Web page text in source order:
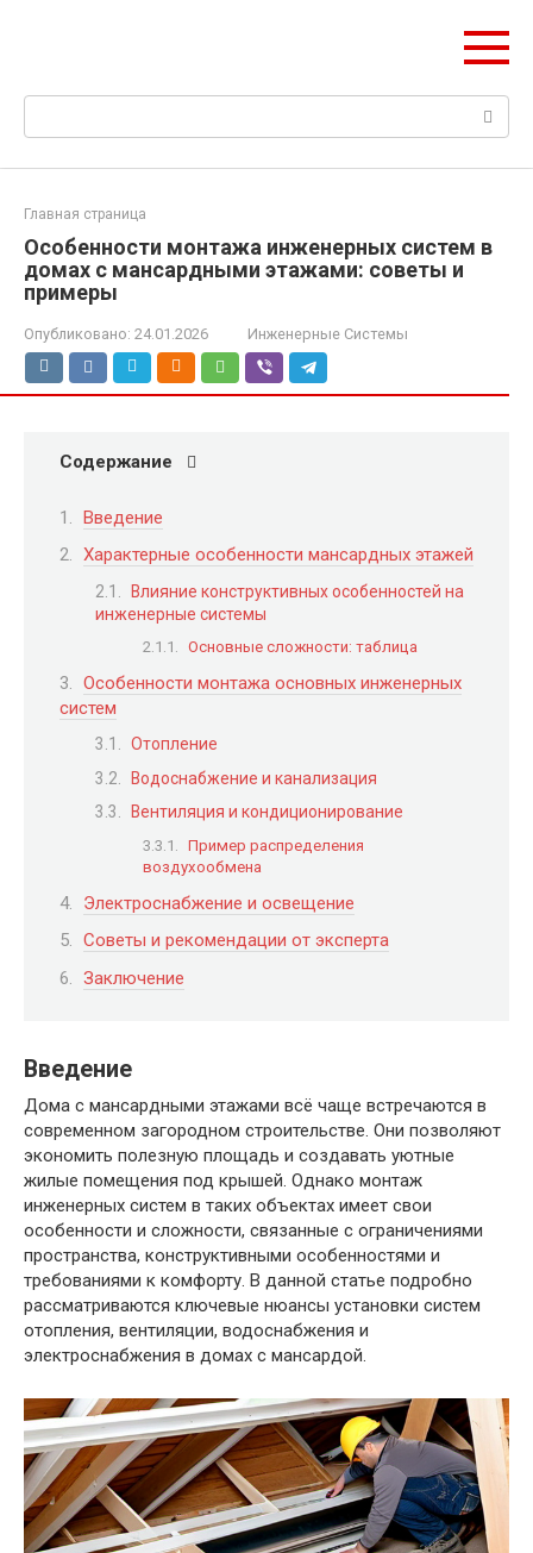
Поиск:
Главная страница
Особенности монтажа инженерных систем в
домах с мансардными этажами: советы и
примеры
Опубликовано: 24.01.2026 Инженерные Системы
Содержание
Введение
Характерные особенности мансардных этажей
Влияние конструктивных особенностей на
инженерные системы
Основные сложности: таблица
Особенности монтажа основных инженерных
систем
Отопление
Водоснабжение и канализация
Вентиляция и кондиционирование
Пример распределения
воздухообмена
Электроснабжение и освещение
Советы и рекомендации от эксперта
Заключение
Введение
Дома с мансардными этажами всё чаще встречаются в
современном загородном строительстве. Они позволяют
экономить полезную площадь и создавать уютные
жилые помещения под крышей. Однако монтаж
инженерных систем в таких объектах имеет свои
особенности и сложности, связанные с ограничениями
пространства, конструктивными особенностями и
требованиями к комфорту. В данной статье подробно
рассматриваются ключевые нюансы установки систем
отопления, вентиляции, водоснабжения и
электроснабжения в домах с мансардой.